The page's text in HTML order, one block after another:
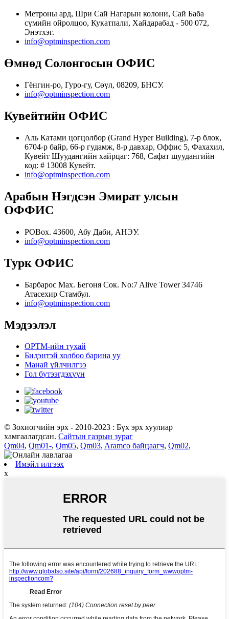
Метроны ард, Шри Сай Нагарын колони, Сай Баба
сүмийн ойролцоо, Кукатпали, Хайдарабад - 500 072,
Энэтхэг.
info@optminspection.com
Өмнөд Солонгосын ОФИС
Гёнгин-ро, Гуро-гу, Сөүл, 08209, БНСУ.
info@optminspection.com
Кувейтийн ОФИС
Аль Катами цогцолбор (Grand Hyper Building), 7-р блок,
6704-р байр, 66-р гудамж, 8-р давхар, Оффис 5, Фахахил,
Кувейт Шуудангийн хайрцаг: 768, Сафат шуудангийн
код: # 13008 Кувейт.
info@optminspection.com
Арабын Нэгдсэн Эмират улсын
ОФФИС
POBox. 43600, Абу Даби, АНЭУ.
info@optminspection.com
Турк ОФИС
Барбарос Мах. Бегоня Сок. No:7 Alive Tower 34746
Атасехир Стамбул.
info@optminspection.com
Мэдээлэл
OPTM-ийн тухай
Бидэнтэй холбоо барина уу
Манай үйлчилгээ
Гол бүтээгдэхүүн
© Зохиогчийн эрх - 2010-2023 : Бүх эрх хуулиар
хамгаалагдсан. Сайтын газрын зураг
Qm04, Qm01-, Qm05, Qm03, Aramco байцаагч, Qm02,
Имэйл илгээх
x